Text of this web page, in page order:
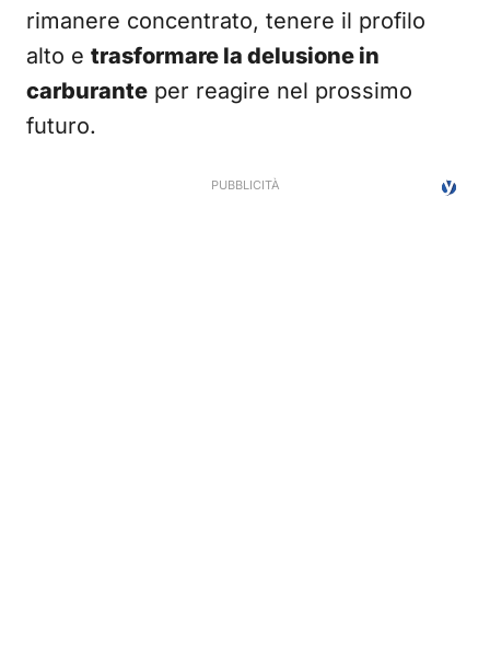
rimanere concentrato, tenere il profilo
alto e trasformare la delusione in
carburante per reagire nel prossimo
futuro.